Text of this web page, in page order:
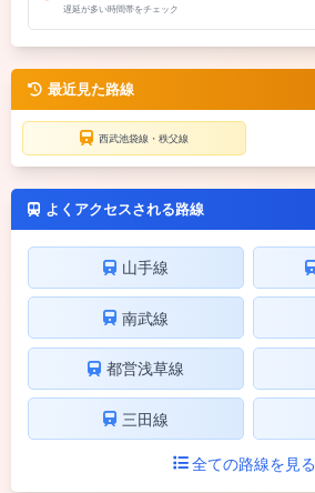
遅延が多い時間帯をチェック
最近見た路線
西武池袋線・秩父線
よくアクセスされる路線
山手線
南武線
都営浅草線
三田線
全ての路線を見る